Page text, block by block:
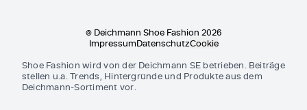
© Deichmann Shoe Fashion 2026
ImpressumDatenschutzCookie
Shoe Fashion wird von der Deichmann SE betrieben. Beiträge
stellen u.a. Trends, Hintergründe und Produkte aus dem
Deichmann-Sortiment vor.